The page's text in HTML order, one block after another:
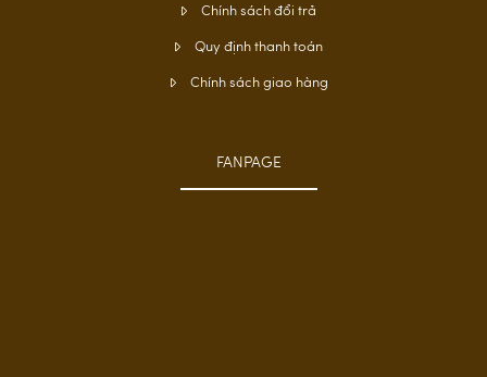
Chính sách đổi trả
Quy định thanh toán
Chính sách giao hàng
FANPAGE